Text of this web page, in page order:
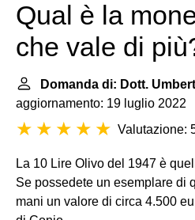
Qual è la
che vale di
Domanda di: Dott.
aggiornamento: 19 luglio 2022
Valutazione:
La 10 Lire Olivo del 1947 è
Se possedete un esemplare di
mani un valore di circa 4.500